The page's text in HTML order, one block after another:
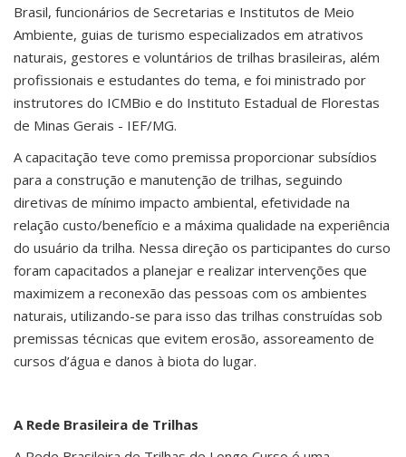
Brasil, funcionários de Secretarias e Institutos de Meio
Ambiente, guias de turismo especializados em atrativos
naturais, gestores e voluntários de trilhas brasileiras, além
profissionais e estudantes do tema, e foi ministrado por
instrutores do ICMBio e do Instituto Estadual de Florestas
de Minas Gerais - IEF/MG.
A capacitação teve como premissa proporcionar subsídios
para a construção e manutenção de trilhas, seguindo
diretivas de mínimo impacto ambiental, efetividade na
relação custo/benefício e a máxima qualidade na experiência
do usuário da trilha. Nessa direção os participantes do curso
foram capacitados a planejar e realizar intervenções que
maximizem a reconexão das pessoas com os ambientes
naturais, utilizando-se para isso das trilhas construídas sob
premissas técnicas que evitem erosão, assoreamento de
cursos d’água e danos à biota do lugar.
A Rede Brasileira de Trilhas